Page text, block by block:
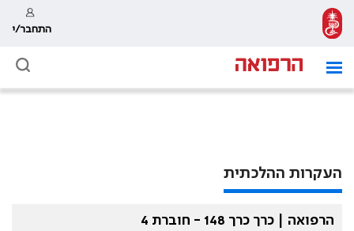
התחבר/י
העקרות ההלכתית
הרפואה | כרך כרך 148 - חוברת 4